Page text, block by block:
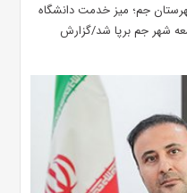
جم؛ میز خدمت دانشگاه
شهر جم برپا شد/گزارش